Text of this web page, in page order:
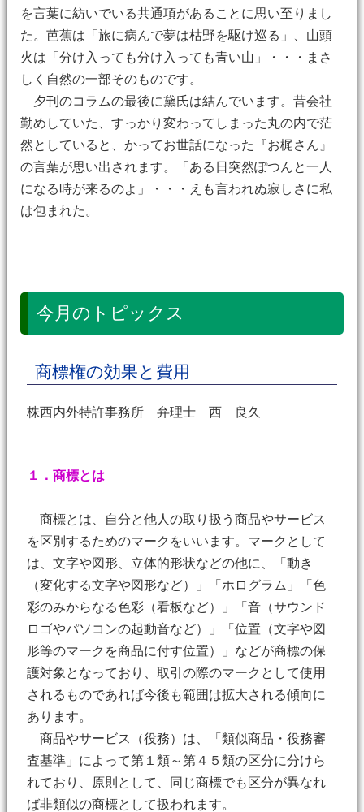
を言葉に紡いでいる共通項があることに思い至りまし
た。芭蕉は「旅に病んで夢は枯野を駆け巡る」、山頭
火は「分け入っても分け入っても青い山」・・・まさ
しく自然の一部そのものです。
夕刊のコラムの最後に黛氏は結んでいます。昔会社
勤めしていた、すっかり変わってしまった丸の内で茫
然としていると、かってお世話になった『お梶さん』
の言葉が思い出されます。「ある日突然ぽつんと一人
になる時が来るのよ」・・・えも言われぬ寂しさに私
は包まれた。
今月のトピックス
商標権の効果と費用
株西内外特許事務所 弁理士 西 良久
１．商標とは
商標とは、自分と他人の取り扱う商品やサービス
を区別するためのマークをいいます。マークとして
は、文字や図形、立体的形状などの他に、「動き
（変化する文字や図形など）」「ホログラム」「色
彩のみからなる色彩（看板など）」「音（サウンド
ロゴやパソコンの起動音など）」「位置（文字や図
形等のマークを商品に付す位置）」などが商標の保
護対象となっており、取引の際のマークとして使用
されるものであれば今後も範囲は拡大される傾向に
あります。
商品やサービス（役務）は、「類似商品・役務審
査基準」によって第１類～第４５類の区分に分けら
れており、原則として、同じ商標でも区分が異なれ
ば非類似の商標として扱われます。